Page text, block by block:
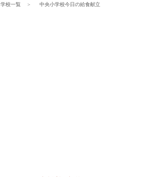
学校一覧 中央小学校今日の給食献立